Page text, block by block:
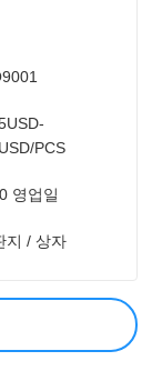
PCS
영업일
지 / 상자